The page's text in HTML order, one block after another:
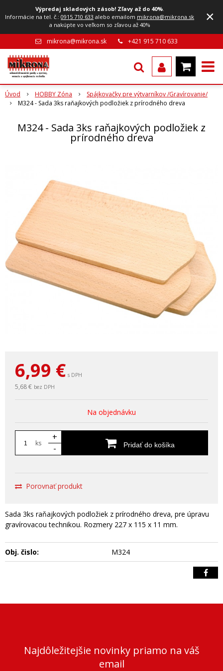
Výpredaj skladových zásob! Zľavy až do 40%.
Informácie na tel. č.:0915 710 633 alebo emailom mikrona@mikrona.sk
a nakúpte vo veľkom so zľavou až 40%
×
mikrona@mikrona.sk +421 915 710 633
Úvod HOBBY Zóna
Spájkovačky pre výtvarníkov /Gravírovanie/
M324 - Sada 3ks raňajkových podložiek z prírodného dreva
M324 - Sada 3ks raňajkových podložiek z
prírodného dreva
6,99 € s DPH
5,68 € bez DPH
Na objednávku
ks
+
-
Pridať do košíka
Porovnať produkt
Sada 3ks raňajkových podložiek z prírodného dreva, pre úpravu
gravírovacou technikou. Rozmery 227 x 115 x 11 mm.
Obj. čislo: M324
Najdôležitejšie novinky priamo na váš
email